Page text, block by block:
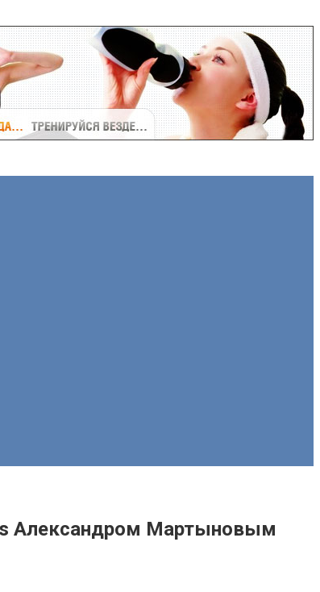
Александром Мартыновым